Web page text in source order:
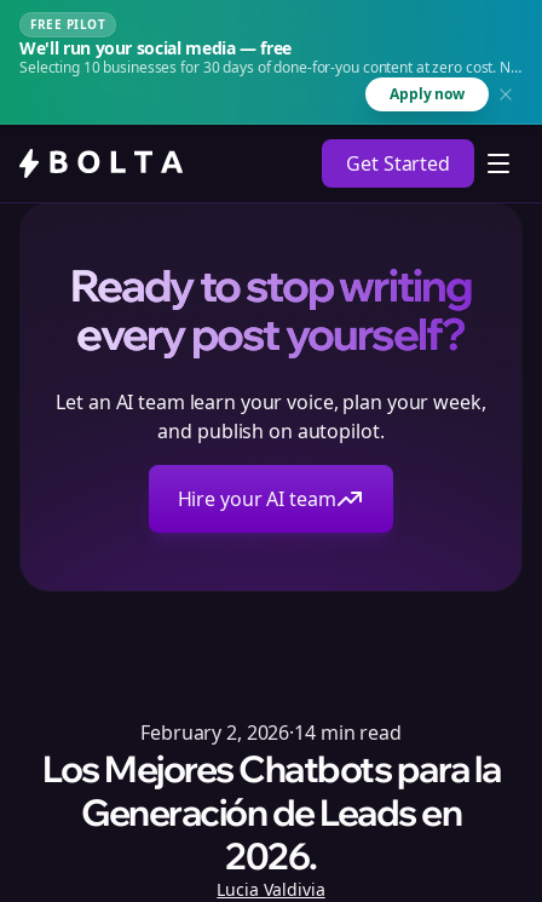
FREE PILOT
We'll run your social media — free
Selecting 10 businesses for 30 days of done-for-you content at zero cost. No
Apply now
Get Started
Ready to stop writing
every post yourself?
Let an AI team learn your voice, plan your week,
and publish on autopilot.
Hire your AI team
February 2, 2026·14 min read
Los Mejores Chatbots para la
Generación de Leads en
2026.
Lucia Valdivia